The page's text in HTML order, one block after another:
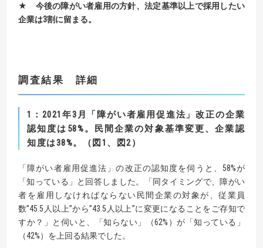
★ 今後の障がい者雇用の方針、法定基準以上で採用したい
企業は3割に留まる。
調査結果 詳細
1 ： 2021 年3 月「障がい者雇用促進法」改正の企業
認知度は 58%。
民間企業の対象基準変更、企業認
知度は38%。（ 図 1 、図2）
「障がい者雇用促進法」の改正の認知度を伺うと、58%が
「知っている」と回答しました。「同タイミングで、障がい
者を雇用しなければならない民間企業の対象が、従業員
数”45.5人以上”から”43.5人以上”に変更になることをご存知で
すか？」と伺いと、「知らない」（62%）が「知っている」
（42%）を上回る結果でした。